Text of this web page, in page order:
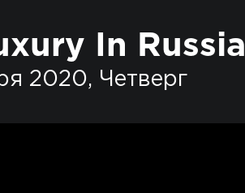
In Russia
2020, Четверг